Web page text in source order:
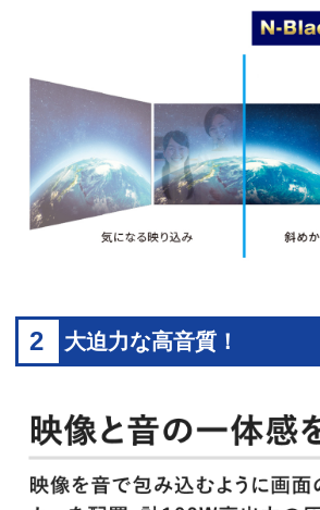
2 大迫力な高音質！